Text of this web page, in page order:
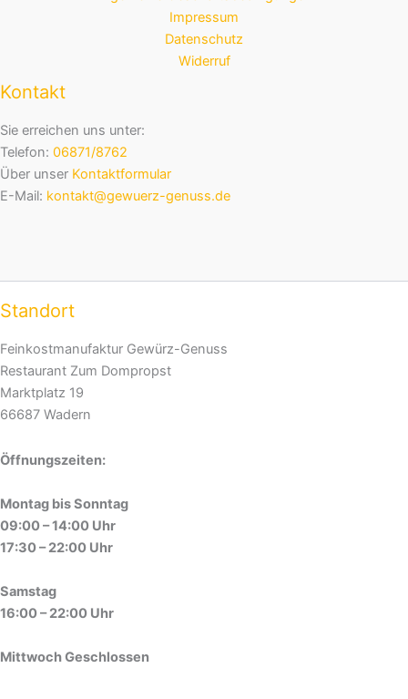
Impressum
Datenschutz
Widerruf
Kontakt
Sie erreichen uns unter:
Telefon: 06871/8762
Über unser Kontaktformular
E-Mail: kontakt@gewuerz-genuss.de
Standort
Feinkostmanufaktur Gewürz-Genuss
Restaurant Zum Dompropst
Marktplatz 19
66687 Wadern
Öffnungszeiten:
Montag bis Sonntag
09:00 – 14:00 Uhr
17:30 – 22:00 Uhr
Samstag
16:00 – 22:00 Uhr
Mittwoch Geschlossen